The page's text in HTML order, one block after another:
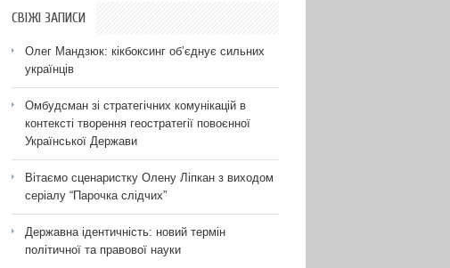
СВІЖІ ЗАПИСИ
Олег Мандзюк: кікбоксинг об’єднує сильних
українців
Омбудсман зі стратегічних комунікацій в
контексті творення геостратегії повоєнної
Української Держави
Вітаємо сценаристку Олену Ліпкан з виходом
серіалу “Парочка слідчих”
Державна ідентичність: новий термін
політичної та правової науки